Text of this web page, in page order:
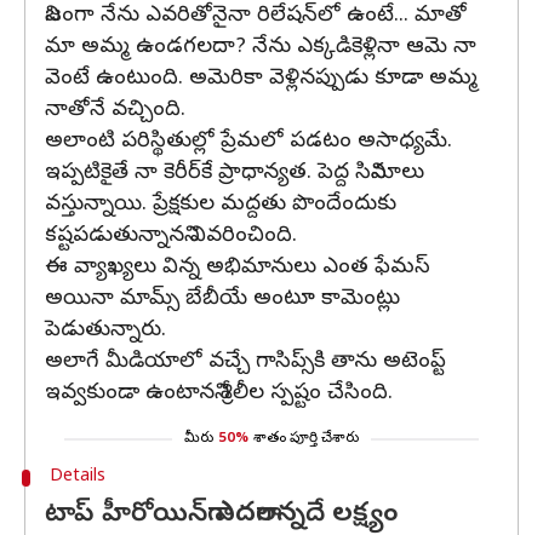
నిజంగా నేను ఎవరితోనైనా రిలేషన్‌లో ఉంటే... మాతో
మా అమ్మ ఉండగలదా? నేను ఎక్కడికెళ్లినా ఆమె నా
వెంటే ఉంటుంది. అమెరికా వెళ్లినప్పుడు కూడా అమ్మ
నాతోనే వచ్చింది.
అలాంటి పరిస్థితుల్లో ప్రేమలో పడటం అసాధ్యమే.
ఇప్పటికైతే నా కెరీర్‌కే ప్రాధాన్యత. పెద్ద సినిమాలు
వస్తున్నాయి. ప్రేక్షకుల మద్దతు పొందేందుకు
కష్టపడుతున్నానని వివరించింది.
ఈ వ్యాఖ్యలు విన్న అభిమానులు ఎంత ఫేమస్
అయినా మామ్స్ బేబీయే అంటూ కామెంట్లు
పెడుతున్నారు.
అలాగే మీడియాలో వచ్చే గాసిప్స్‌కి తాను అటెంప్ట్
ఇవ్వకుండా ఉంటానని శ్రీలీల స్పష్టం చేసింది.
మీరు 50% శాతం పూర్తి చేశారు
Details
టాప్ హీరోయిన్‌గా ఎదగాలన్నదే లక్ష్యం